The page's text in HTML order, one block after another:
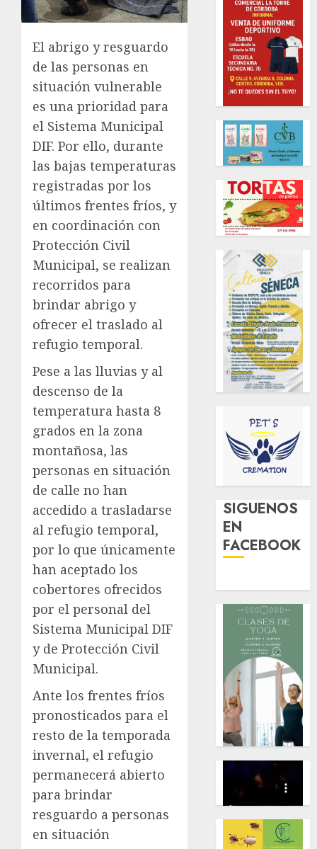
El abrigo y resguardo
de las personas en
situación vulnerable
es una prioridad para
el Sistema Municipal
DIF. Por ello, durante
las bajas temperaturas
registradas por los
últimos frentes fríos, y
en coordinación con
Protección Civil
Municipal, se realizan
recorridos para
brindar abrigo y
ofrecer el traslado al
refugio temporal.
Pese a las lluvias y al
descenso de la
temperatura hasta 8
grados en la zona
montañosa, las
personas en situación
de calle no han
accedido a trasladarse
al refugio temporal,
por lo que únicamente
han aceptado los
cobertores ofrecidos
por el personal del
Sistema Municipal DIF
y de Protección Civil
Municipal.
Ante los frentes fríos
pronosticados para el
resto de la temporada
invernal, el refugio
permanecerá abierto
para brindar
resguardo a personas
en situación
SIGUENOS
EN
FACEBOOK